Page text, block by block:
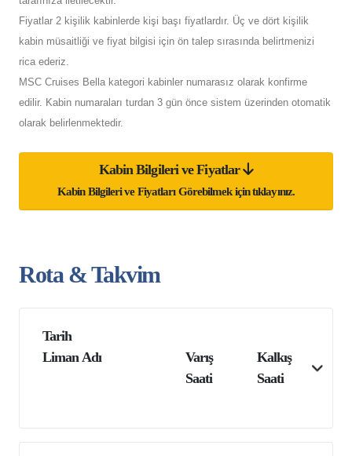
Fiyatlar 2 kişilik kabinlerde kişi başı fiyatlardır. Üç ve dört kişilik
kabin müsaitliği ve fiyat bilgisi için ön talep sırasında belirtmenizi
rica ederiz.
MSC Cruises Bella kategori kabinler numarasız olarak konfirme
edilir. Kabin numaraları turdan 3 gün önce sistem üzerinden otomatik
olarak belirlenmektedir.
Kabin Bilgileri ve Fiyatlar
Kabin Bilgileri ve Fiyatları Görebilmek için tıklayınız.
Rota & Takvim
Tarih
Liman Adı
Varış
Saati
Kalkış
Saati